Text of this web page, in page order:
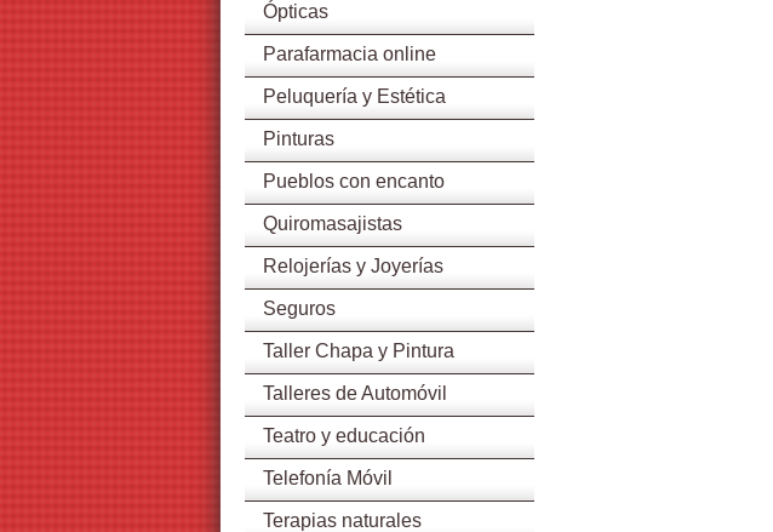
Ópticas
Parafarmacia online
Peluquería y Estética
Pinturas
Pueblos con encanto
Quiromasajistas
Relojerías y Joyerías
Seguros
Taller Chapa y Pintura
Talleres de Automóvil
Teatro y educación
Telefonía Móvil
Terapias naturales